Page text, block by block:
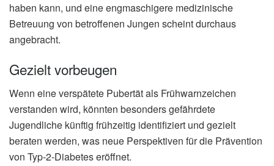
haben kann, und eine engmaschigere medizinische
Betreuung von betroffenen Jungen scheint durchaus
angebracht.
Gezielt vorbeugen
Wenn eine verspätete Pubertät als Frühwarnzeichen
verstanden wird, könnten besonders gefährdete
Jugendliche künftig frühzeitig identifiziert und gezielt
beraten werden, was neue Perspektiven für die Prävention
von Typ-2-Diabetes eröffnet.